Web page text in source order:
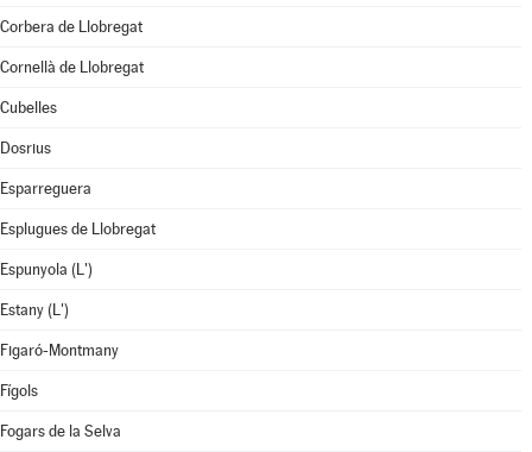
Corbera de Llobregat
Cornellà de Llobregat
Cubelles
Dosrius
Esparreguera
Esplugues de Llobregat
Espunyola (L')
Estany (L')
Figaró-Montmany
Fígols
Fogars de la Selva